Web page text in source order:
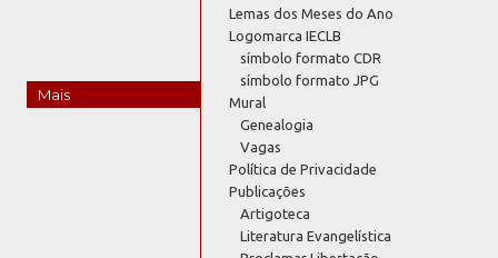
Mais
Lemas dos Meses do Ano
Logomarca IECLB
símbolo formato CDR
símbolo formato JPG
Mural
Genealogia
Vagas
Política de Privacidade
Publicações
Artigoteca
Literatura Evangelística